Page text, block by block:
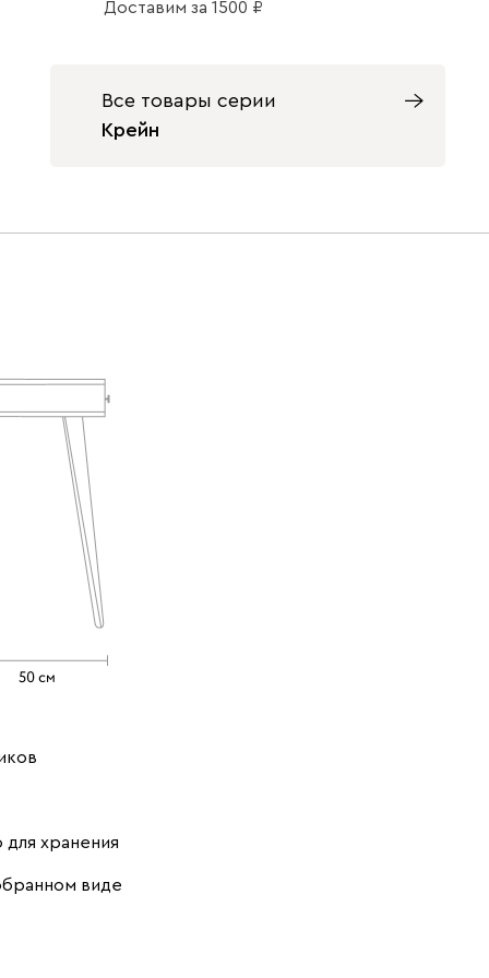
Доставим за 1500
Все товары серии
Крейн
для хранения
виде